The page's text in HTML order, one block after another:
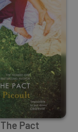
The Pact